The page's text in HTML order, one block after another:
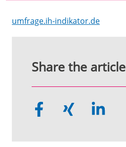
umfrage.ih-indikator.de
Share the article